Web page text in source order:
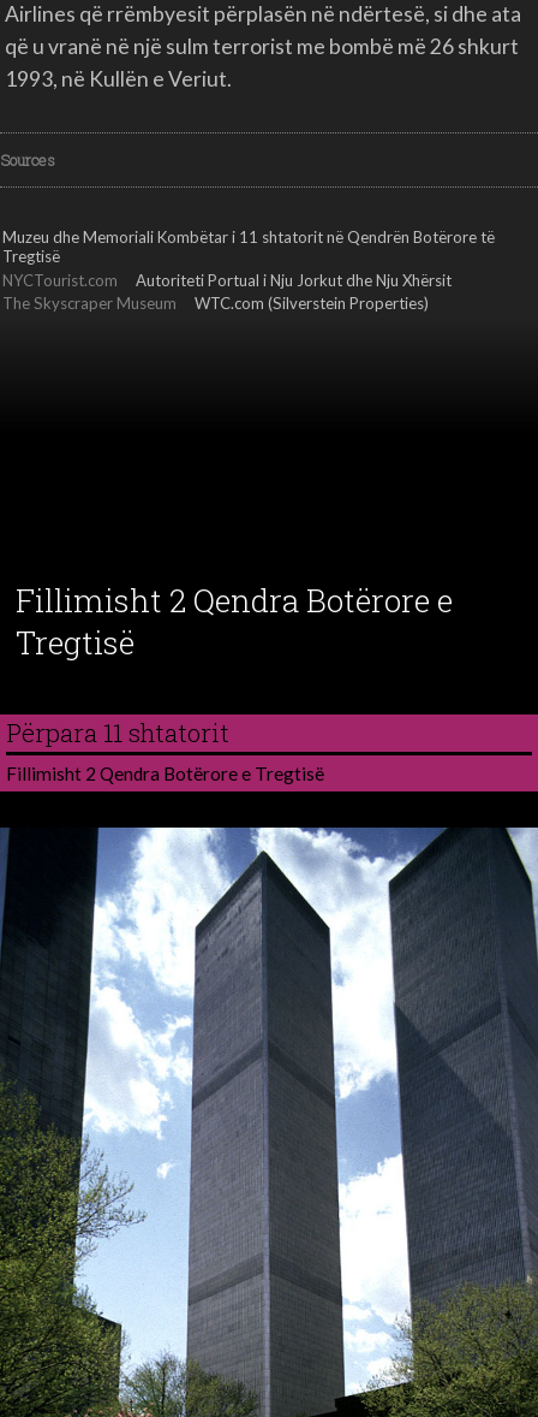
Airlines që rrëmbyesit përplasën në ndërtesë, si dhe ata
që u vranë në një sulm terrorist me bombë më 26 shkurt
1993, në Kullën e Veriut.
Sources
Muzeu dhe Memoriali Kombëtar i 11 shtatorit në Qendrën Botërore të
Tregtisë
NYCTourist.com
Autoriteti Portual i Nju Jorkut dhe Nju Xhërsit
The Skyscraper Museum
WTC.com (Silverstein Properties)
Fillimisht 2 Qendra Botërore e
Tregtisë
Përpara 11 shtatorit
Fillimisht 2 Qendra Botërore e Tregtisë